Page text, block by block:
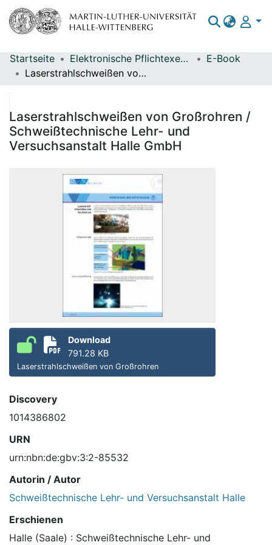
Bereiche & Sammlungen
Statistiken
Startseite Elektronische Pflichtexemplare
E-Book
Laserstrahlschweißen von Großrohren / Schweißtechnische Lehr- und Versuchsanstalt Halle GmbH
Laserstrahlschweißen von Großrohren /
Schweißtechnische Lehr- und
Versuchsanstalt Halle GmbH
Download
791.28 KB
Laserstrahlschweißen von Großrohren
Discovery
1014386802
URN
urn:nbn:de:gbv:3:2-85532
Autorin / Autor
Schweißtechnische Lehr- und Versuchsanstalt Halle
Erschienen
Halle (Saale) : Schweißtechnische Lehr- und